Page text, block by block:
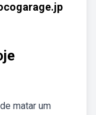
matar um